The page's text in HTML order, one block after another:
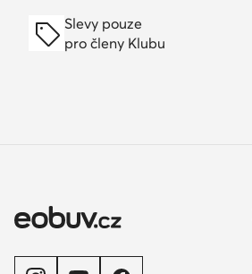
Slevy pouze
pro členy Klubu